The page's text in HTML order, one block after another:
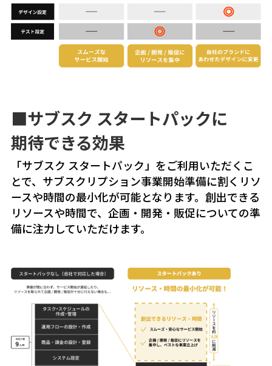
■サブスク スタートパックに
期待できる効果
「サブスク スタートパック」をご利用いただくこ
とで、サブスクリプション事業開始準備に割くリソ
ースや時間の最小化が可能となります。創出できる
リソースや時間で、企画・開発・販促についての準
備に注力していただけます。